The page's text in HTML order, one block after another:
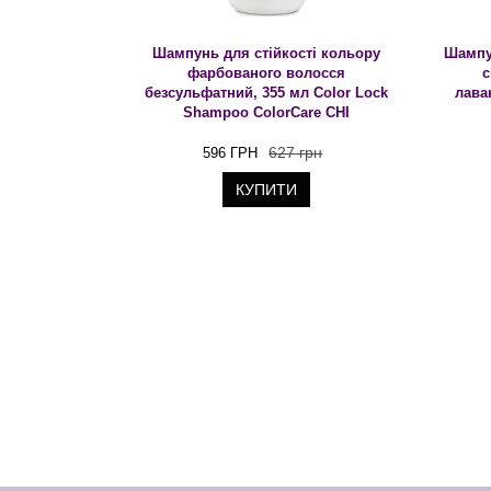
Шампунь для стійкості кольору
фарбованого волосся
безсульфатний, 355 мл Color Lock
Shampoo ColorCare CHI
596 ГРН 627 грн
КУПИТИ